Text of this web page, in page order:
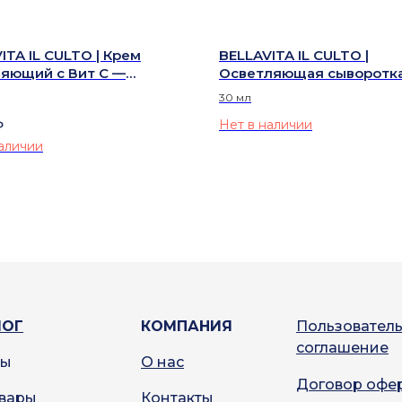
IL CULTO | Крем
с Вит С —
C FACE CREAM
BELLAVITA IL CULTO |
Осветляющая
интимной зоны —
SPECIALE PARTI INTIME
30 мл
Нет в наличии
соглашение
Договор
КОМПАНИЯ
О нас
Контакты